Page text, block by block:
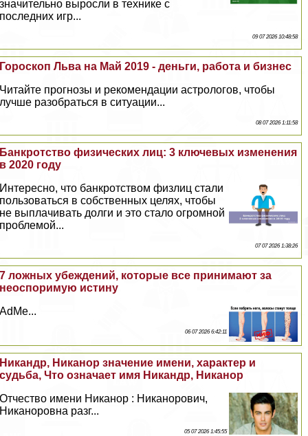
значительно выросли в технике с
последних игр...
09 07 2026 10:48:58
Гороскоп Льва на Май 2019 - деньги, работа и бизнес
Читайте прогнозы и рекомендации астрологов, чтобы
лучше разобраться в ситуации...
08 07 2026 1:11:58
Банкротство физических лиц: 3 ключевых изменения
в 2020 году
Интересно, что банкротством физлиц стали
пользоваться в собственных целях, чтобы
не выплачивать долги и это стало огромной
проблемой...
07 07 2026 1:38:26
7 ложных убеждений, которые все принимают за
неоспоримую истину
AdMe...
06 07 2026 6:42:11
Никандр, Никанор значение имени, хаpaктер и
судьба, Что означает имя Никандр, Никанор
Отчество имени Никанор : Никанорович,
Никаноровна разг...
05 07 2026 1:45:55